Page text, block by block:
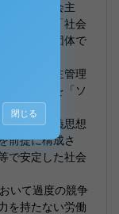
単に「社会主
す（例：「社会
党の国際団体で
ビアの自主管理
社会主義を「ソ
義共産主義思想
前提に構成さ
で安定した社会
いて過度の競争
を持たない労働
閉じる